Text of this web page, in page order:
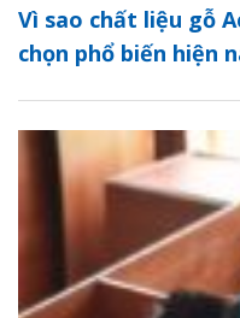
Vì sao chất liệu gỗ
chọn phổ biến hiện